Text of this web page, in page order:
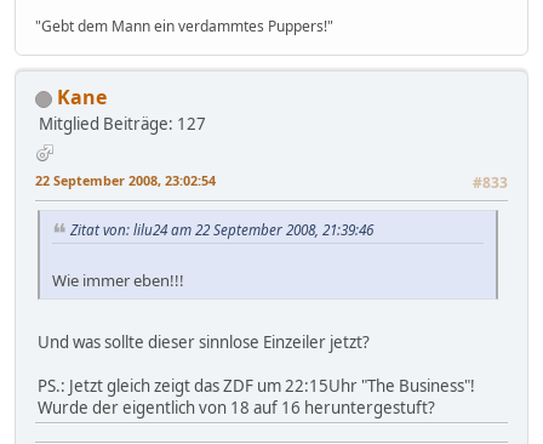
"Gebt dem Mann ein verdammtes Puppers!"
Kane
Mitglied Beiträge: 127
22 September 2008, 23:02:54 #833
Zitat von: lilu24 am 22 September 2008, 21:39:46
Wie immer eben!!!
Und was sollte dieser sinnlose Einzeiler jetzt?
PS.: Jetzt gleich zeigt das ZDF um 22:15Uhr "The Business"!
Wurde der eigentlich von 18 auf 16 heruntergestuft?